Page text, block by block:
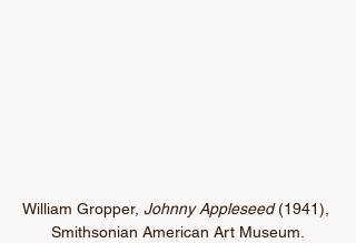
William Gropper, Johnny Appleseed (1941),
Smithsonian American Art Museum.